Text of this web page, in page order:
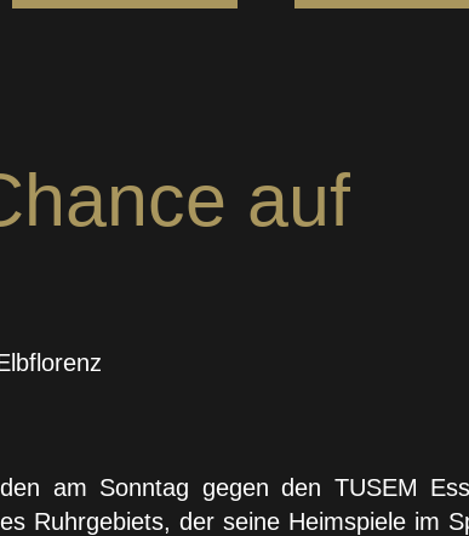
auf
am Sonntag gegen den TUSEM
Ruhrgebiets, der seine Heimspiele im